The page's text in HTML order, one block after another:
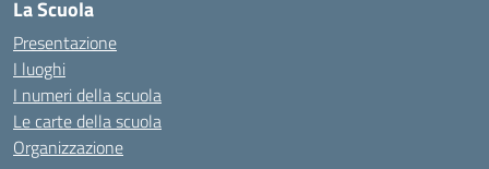
La Scuola
Presentazione
I luoghi
I numeri della scuola
Le carte della scuola
Organizzazione